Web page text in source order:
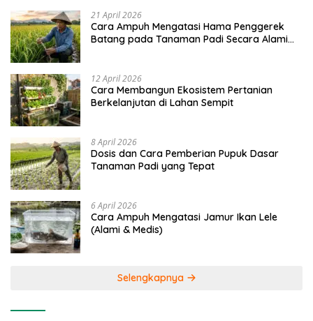
21 April 2026
Cara Ampuh Mengatasi Hama Penggerek
Batang pada Tanaman Padi Secara Alami
12 April 2026
Cara Membangun Ekosistem Pertanian
Berkelanjutan di Lahan Sempit
8 April 2026
Dosis dan Cara Pemberian Pupuk Dasar
Tanaman Padi yang Tepat
6 April 2026
Cara Ampuh Mengatasi Jamur Ikan Lele
(Alami & Medis)
Selengkapnya